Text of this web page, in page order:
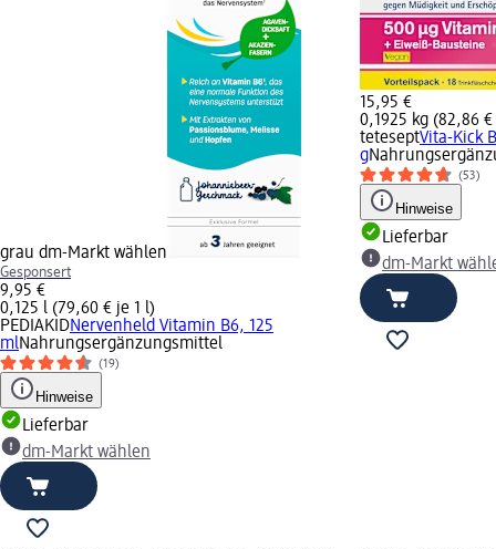
grau dm-Markt wählen
Gesponsert
9,95 €
0,125 l (79,60 € je 1 l)
PEDIAKIDNervenheld Vitamin B6, 125
mlNahrungsergänzungsmittel
(19)
Hinweise
Lieferbar
dm-Markt wählen
15,95 €
0,1925 kg (82,86 €
teteseptVita-Kick
g
(53)
Hinweise
Lieferbar
dm-Markt